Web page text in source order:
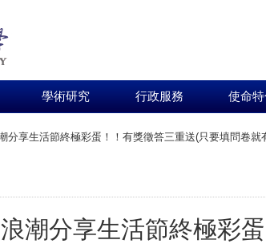
學術研究 行政服務 使命
分享生活節終極彩蛋！！有獎徵答三重送(只要填問卷
潮分享生活節終極彩蛋